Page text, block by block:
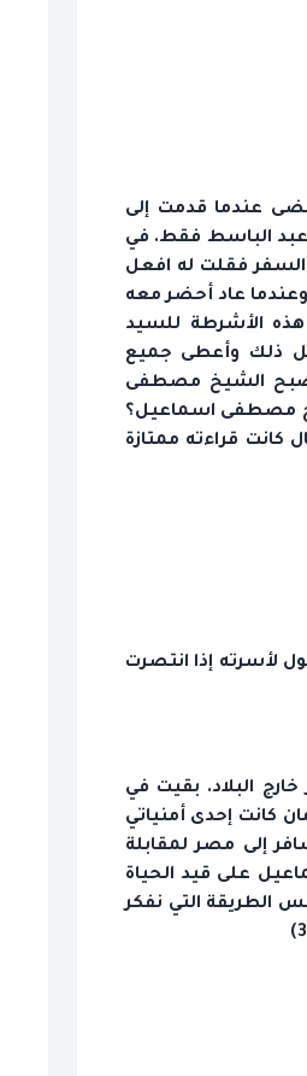
عندما قدمت إلى
عبد الباسط فقط. في
فقلت له افعل
عاد أحضر معه
الأشرطة للسيد
ذلك وأعطى جميع
الشيخ مصطفى
مصطفى اسماعيل؟
كانت قراءته ممتازة
لأسرته إذا انتصرت
البلاد. بقيت في
كانت إحدى أمنياتي
إلى مصر لمقابلة
على قيد الحياة
الطريقة التي نفكر